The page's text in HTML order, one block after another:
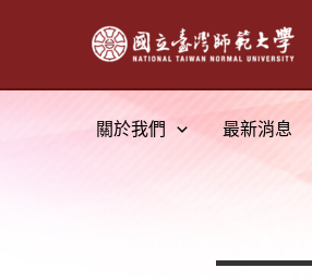
關於我們 最新消息